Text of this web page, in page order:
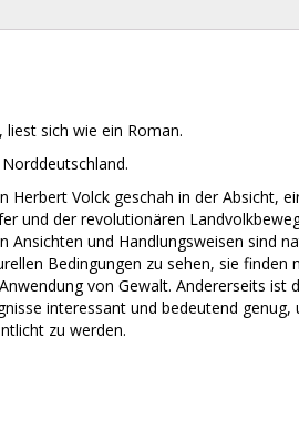
sich wie ein Roman.
Volck geschah in der Absicht,
und der revolutionären
und Handlungsweisen sind
Bedingungen zu sehen, sie finden
von Gewalt. Andererseits ist
interessant und bedeutend genug,
zu werden.